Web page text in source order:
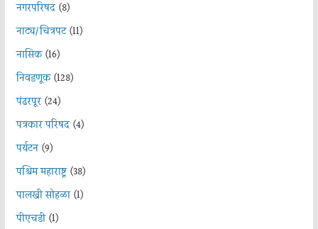
नगरपरिषद(8)
नाट्य/चित्रपट(11)
नासिक(16)
निवडणूक(128)
पंढरपूर(24)
पत्रकार परिषद(4)
पर्यटन(9)
पश्चिम महाराष्ट्र(38)
पालखी सोहळा(1)
पीएचडी(1)